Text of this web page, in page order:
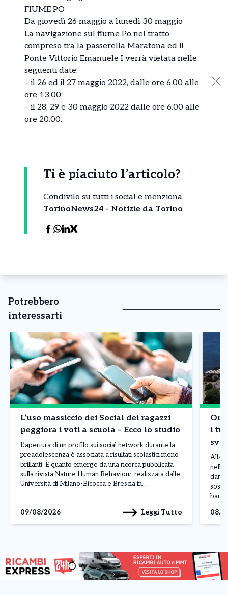
FIUME PO
Da giovedì 26 maggio a lunedì 30 maggio
La navigazione sul fiume Po nel tratto
compreso tra la passerella Maratona ed il
Ponte Vittorio Emanuele I verrà vietata nelle
seguenti date:
– il 26 ed il 27 maggio 2022, dalle ore 6.00 alle
ore 13.00;
– il 28, 29 e 30 maggio 2022 dalle ore 6.00 alle
ore 20.00.
Ti è piaciuto l’articolo?
Condivilo su tutti i social e menziona
TorinoNews24 - Notizie da Torino
Potrebbero
interessarti
L’uso massiccio dei Social dei ragazzi
peggiora i voti a scuola – Ecco lo studio
L’apertura di un profilo sui social network durante la
preadolescenza è associata a risultati scolastici meno
brillanti. È quanto emerge da una ricerca pubblicata
sulla rivista Nature Human Behaviour, realizzata dalle
Università di Milano-Bicocca e Brescia in
5.227 studenti italiani, analizzando il […]
09/08/2026 Leggi Tutto
i
nelle
della
08/
✕